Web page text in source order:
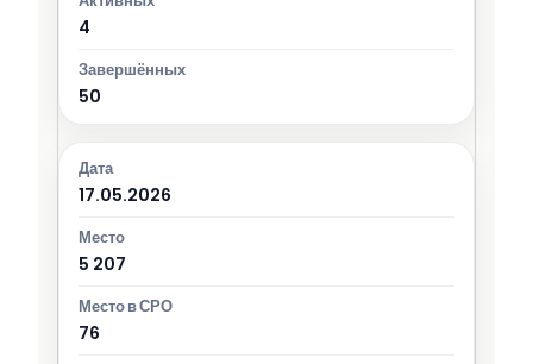
4
50
17.05.2026
5 207
76